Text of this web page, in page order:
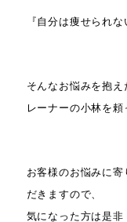
『自分は痩せられ
そんなお悩みを抱
レーナーの小林を頼
お客様のお悩みに
だきますので、
気になった方は是非